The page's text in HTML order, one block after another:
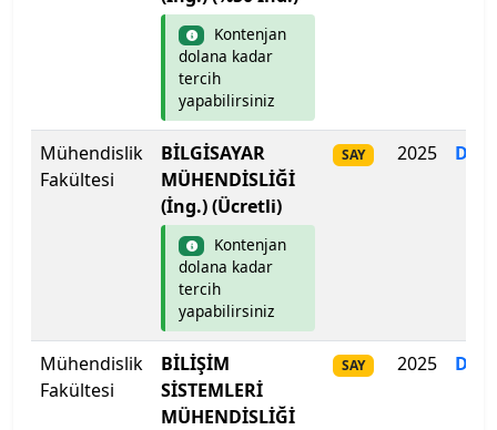
Üsküdar Üniversitesi
Van Yüzüncü Yıl Üniversitesi
Yakın Doğu Üniversitesi
Yalova Üniversitesi
Yaşar Üniversitesi
Yeditepe Üniversitesi
Yıldız Teknik Üniversitesi
Yozgat Bozok Üniversitesi
Kontenjan
dolana kadar
tercih
yapabilirsiniz
Mühendislik
Fakültesi
BİLGİSAYAR
MÜHENDİSLİĞİ
(İng.) (Ücretli)
Kontenjan
dolana kadar
tercih
yapabilirsiniz
SAY 2025
Mühendislik
Fakültesi
BİLİŞİM
SİSTEMLERİ
MÜHENDİSLİĞİ
SAY 2025